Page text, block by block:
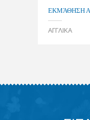
ΕΚΜΆΘΗΣΗ
ΑΓΓΛΙΚΑ